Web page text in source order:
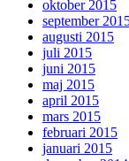
oktober 2015
september
augusti 2015
juli 2015
juni 2015
maj 2015
april 2015
mars 2015
februari 2015
januari 2015